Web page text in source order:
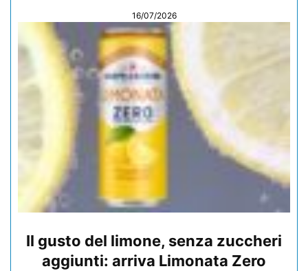
16/07/2026
Il gusto del limone, senza zuccheri
aggiunti: arriva Limonata Zero